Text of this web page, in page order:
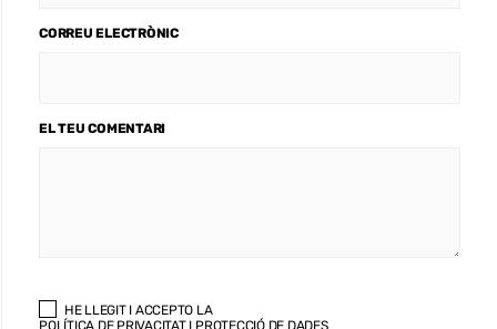
CORREU ELECTRÒNIC
EL TEU COMENTARI
HE LLEGIT I ACCEPTO LA